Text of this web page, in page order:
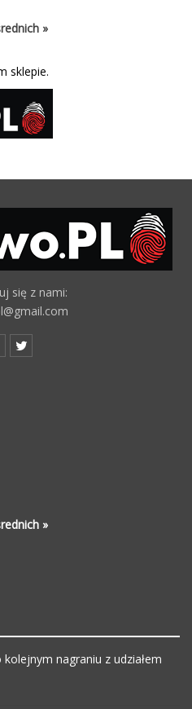
»
sklepie.
się z nami:
»
nagraniu z udziałem